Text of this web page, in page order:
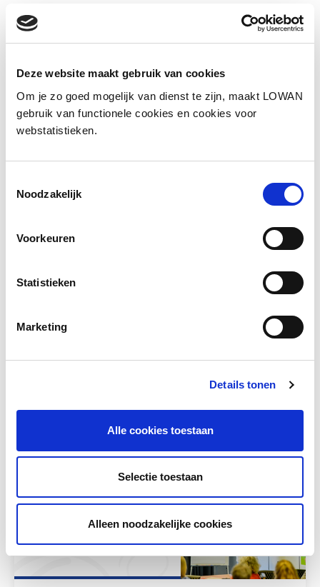
Deze website maakt gebruik van cookies
Om je zo goed mogelijk van dienst te zijn, maakt LOWAN
gebruik van functionele cookies en cookies voor
webstatistieken.
Noodzakelijk
Voorkeuren
Statistieken
Marketing
Details tonen
Alle cookies toestaan
Selectie toestaan
Alleen noodzakelijke cookies
Informatie
Jaar van uitgave: 2024
Bekijk de presentatie